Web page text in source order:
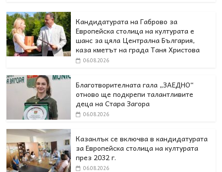
Кандидатурата на Габрово за
Европейска столица на културата е
шанс за цяла Централна България,
каза кметът на града Таня Христова
06.08.2026
Благотворителната гала „ЗАЕДНО“
отново ще подкрепи талантливите
деца на Стара Загора
06.08.2026
Казанлък се включва в кандидатурата
за Европейска столица на културата
през 2032 г.
06.08.2026